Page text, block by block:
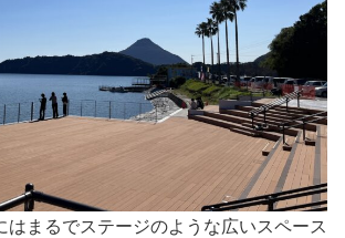
はまるでステージのような広いスペース